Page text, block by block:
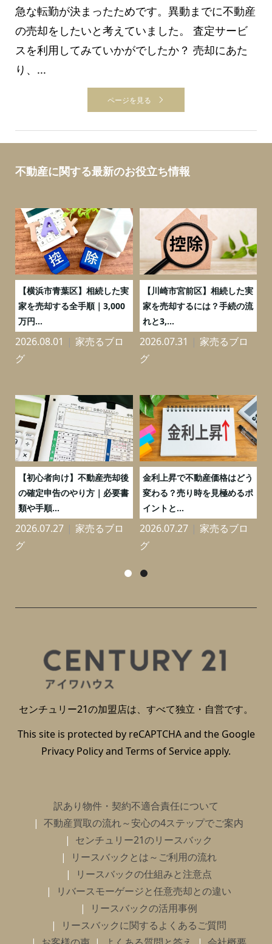
急な転勤が決まったためです。異動までに不動産
の売却をしたいと考えていました。 査定サービ
スを利用してみていかがでしたか？ 売却にあた
り、...
ページを見る
不動産に関する最新のお役立ち情報
【横浜市青葉区】相続した実
家を売却する全手順｜3,000
万円...
2026.08.01
家売るブロ
グ
【川崎市宮前区】相続した実
家を売却するには？手続の流
れと3,...
2026.07.31
家売るブロ
グ
【初心者向け】不動産売却後
の確定申告のやり方｜必要書
類や手順...
2026.07.27
家売るブロ
グ
金利上昇で不動産価格はどう
変わる？売り時を見極めるポ
イントと...
2026.07.27
家売るブロ
グ
センチュリー21の加盟店は、すべて独立・自営です。
This site is protected by reCAPTCHA and the Google
Privacy Policyand Terms of Serviceapply.
訳あり物件・契約不適合責任について
不動産買取の流れ～安心の4ステップでご案内
センチュリー21のリースバック
リースバックとは～ご利用の流れ
リースバックの仕組みと注意点
リバースモーゲージと任意売却との違い
リースバックの活用事例
リースバックに関するよくあるご質問